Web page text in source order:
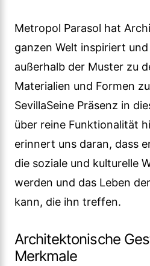
Metropol Parasol hat
ganzen Welt inspiriert
außerhalb der Muster zu
Materialien und Formen
SevillaSeine Präsenz in
über reine Funktionalität
erinnert uns daran, dass
die soziale und kulturelle
werden und das Leben
kann, die ihn treffen.
Architektonische
Merkmale